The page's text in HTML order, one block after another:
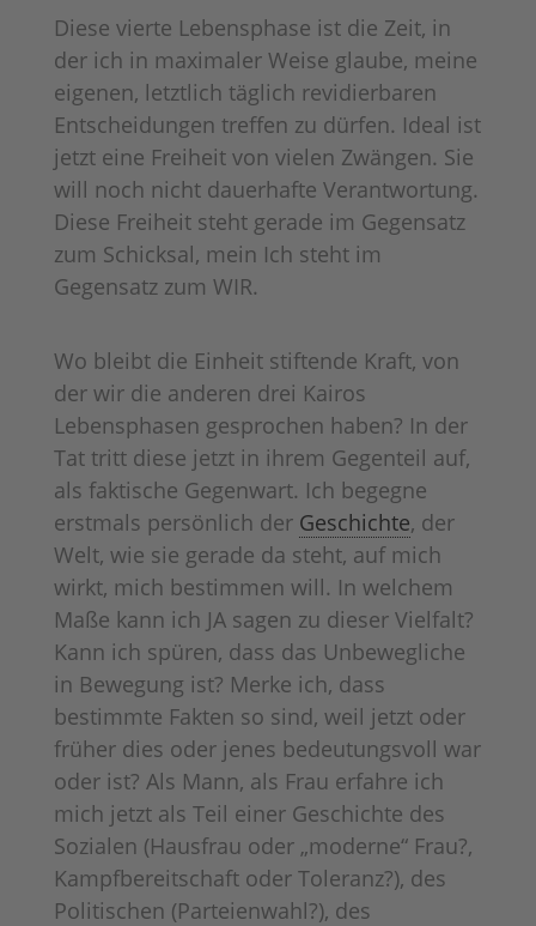
Diese vierte Lebensphase ist die Zeit, in
der ich in maximaler Weise glaube, meine
eigenen, letztlich täglich revidierbaren
Entscheidungen treffen zu dürfen. Ideal ist
jetzt eine Freiheit von vielen Zwängen. Sie
will noch nicht dauerhafte Verantwortung.
Diese Freiheit steht gerade im Gegensatz
zum Schicksal, mein Ich steht im
Gegensatz zum WIR.
Wo bleibt die Einheit stiftende Kraft, von
der wir die anderen drei Kairos
Lebensphasen gesprochen haben? In der
Tat tritt diese jetzt in ihrem Gegenteil auf,
als faktische Gegenwart. Ich begegne
erstmals persönlich der Geschichte, der
Welt, wie sie gerade da steht, auf mich
wirkt, mich bestimmen will. In welchem
Maße kann ich JA sagen zu dieser Vielfalt?
Kann ich spüren, dass das Unbewegliche
in Bewegung ist? Merke ich, dass
bestimmte Fakten so sind, weil jetzt oder
früher dies oder jenes bedeutungsvoll war
oder ist? Als Mann, als Frau erfahre ich
mich jetzt als Teil einer Geschichte des
Sozialen (Hausfrau oder „moderne“ Frau?,
Kampfbereitschaft oder Toleranz?), des
Politischen (Parteienwahl?), des